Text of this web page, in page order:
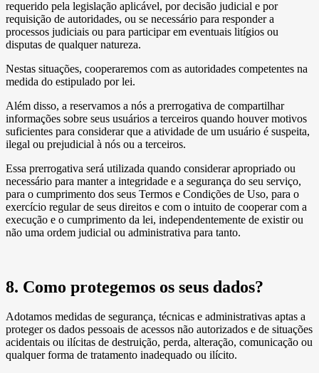
requerido pela legislação aplicável, por decisão judicial e por
requisição de autoridades, ou se necessário para responder a
processos judiciais ou para participar em eventuais litígios ou
disputas de qualquer natureza.
Nestas situações, cooperaremos com as autoridades competentes na
medida do estipulado por lei.
Além disso, a reservamos a nós a prerrogativa de compartilhar
informações sobre seus usuários a terceiros quando houver motivos
suficientes para considerar que a atividade de um usuário é suspeita,
ilegal ou prejudicial à nós ou a terceiros.
Essa prerrogativa será utilizada quando considerar apropriado ou
necessário para manter a integridade e a segurança do seu serviço,
para o cumprimento dos seus Termos e Condições de Uso, para o
exercício regular de seus direitos e com o intuito de cooperar com a
execução e o cumprimento da lei, independentemente de existir ou
não uma ordem judicial ou administrativa para tanto.
8. Como protegemos os seus dados?
Adotamos medidas de segurança, técnicas e administrativas aptas a
proteger os dados pessoais de acessos não autorizados e de situações
acidentais ou ilícitas de destruição, perda, alteração, comunicação ou
qualquer forma de tratamento inadequado ou ilícito.